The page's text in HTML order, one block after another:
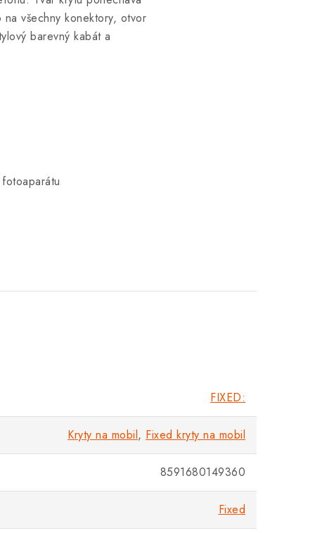
všechny konektory, otvor
barevný kabát a
FIXED:
Kryty na mobil, Fixed kryty na mobil
8591680149360
Fixed